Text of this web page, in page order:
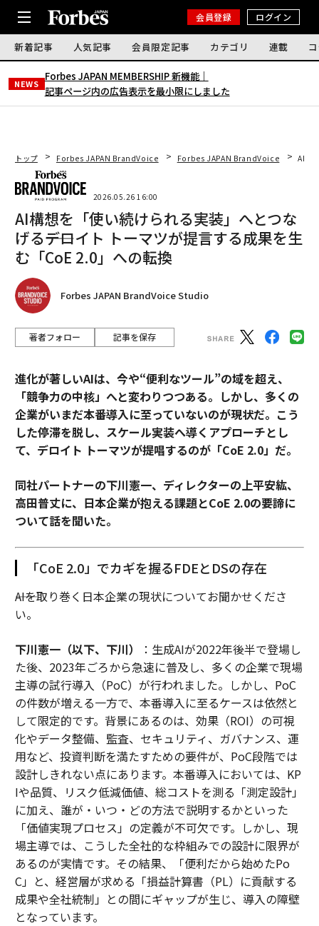
会員登録 ログイン
新着記事 人気記事 会員限定記事 カテゴリ 連載
NEWS
Forbes JAPAN MEMBERSHIP 新機能｜
記事ページ内の広告表示を最小限にしました
トップ Forbes JAPAN BrandVoice Forbes JAPAN BrandVoice AI構
2026.05.26 16:00
AI構想を「使い続けられる実装」へとつな
げる――デロイト トーマツが提言する成果を生
む「CoE 2.0」への転換
Forbes JAPAN BrandVoice Studio
著者フォロー 記事を保存
進化が著しいAIは、今や“便利なツール”の域を超え、
「競争力の中核」へと変わりつつある。しかし、多くの
企業がいまだ本番導入に至っていないのが現状だ。こう
した停滞を脱し、スケール実装へ導くアプローチとし
て、デロイト トーマツが提唱するのが「CoE 2.0」だ。
同社パートナーの下川憲一、ディレクターの上平安紘、
高田普丈に、日本企業が抱える課題とCoE 2.0の要諦に
ついて話を聞いた。
「CoE 2.0」でカギを握るFDEとDSの存在
――AIを取り巻く日本企業の現状についてお聞かせくださ
い。
下川憲一（以下、下川）
：生成AIが2022年後半で登場し
た後、2023年ごろから急速に普及し、多くの企業で現場
主導の試行導入（PoC）が行われました。しかし、PoC
の件数が増える一方で、本番導入に至るケースは依然と
して限定的です。背景にあるのは、効果（ROI）の可視
化やデータ整備、監査、セキュリティ、ガバナンス、運
用など、投資判断を満たすための要件が、PoC段階では
設計しきれない点にあります。本番導入においては、KP
Iや品質、リスク低減価値、総コストを測る「測定設計」
に加え、誰が・いつ・どの方法で説明するかといった
「価値実現プロセス」の定義が不可欠です。しかし、現
場主導では、こうした全社的な枠組みでの設計に限界が
あるのが実情です。その結果、「便利だから始めたPo
C」と、経営層が求める「損益計算書（PL）に貢献する
成果や全社統制」との間にギャップが生じ、導入の障壁
となっています。